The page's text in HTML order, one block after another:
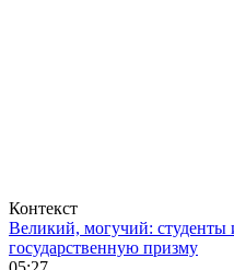
Контекст
Великий, могучий: студенты
государственную призму